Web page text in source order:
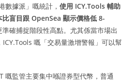
數據派」嘅統計，使用 ICY.Tools 輔助
盲目跟 OpenSea 顯示價格低 8-
準確捕捉階段性高點。尤其係當市場出
嘅「交易量激增警報」可以幫
嘅監管主要集中喺證券型代幣，普通